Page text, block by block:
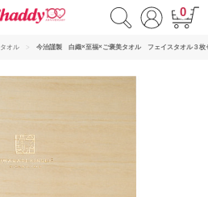
0
タオル 今治謹製 白織×至福×ご褒美タオル フェイスタオル３枚